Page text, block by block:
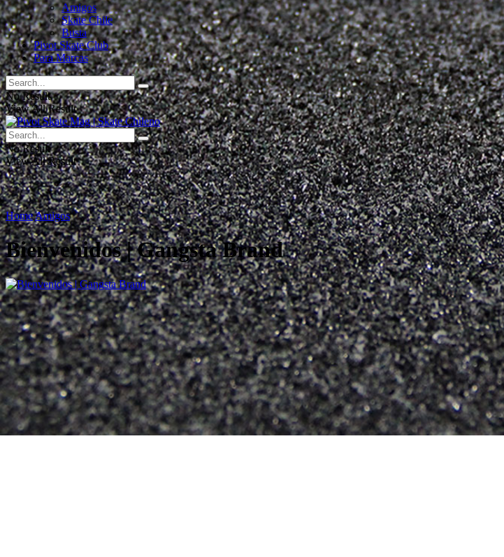
Amigos
Skate Chile
Busta
Pivot Skate Club
Para Marcas
No Result
View All Result
No Result
View All Result
HomeAmigos
Bienvenidos | Gangsta Brand